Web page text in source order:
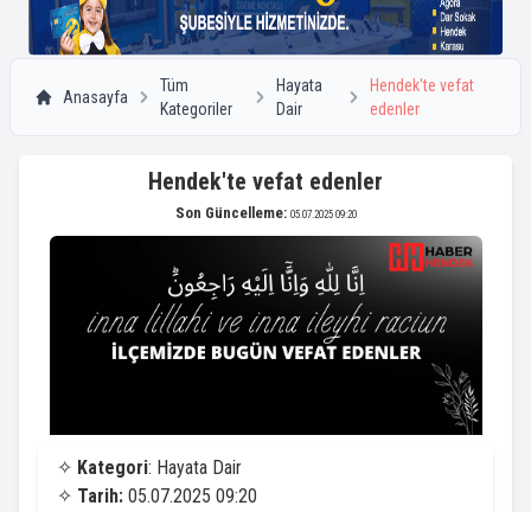
Anasayfa
Tüm
Kategoriler
Hayata
Dair
Hendek'te vefat
edenler
Hendek'te vefat edenler
Son Güncelleme: 05.07.2025 09:20
✧ Kategori: Hayata Dair
✧ Tarih: 05.07.2025 09:20